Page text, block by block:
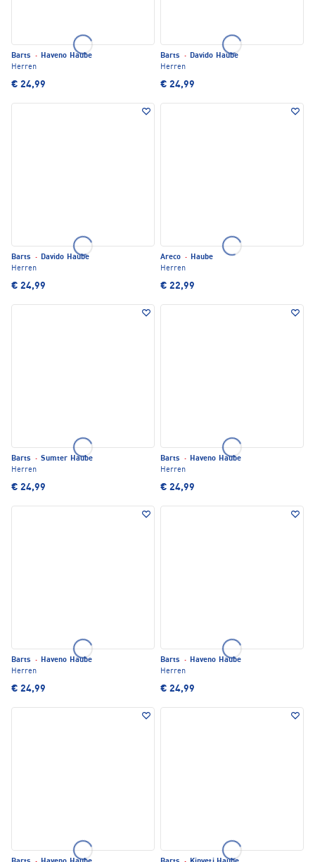
Barts · Haveno Haube
Herren
€ 24,99
Barts · Davido Haube
Herren
€ 24,99
Barts · Davido Haube
Herren
€ 24,99
Areco · Haube
Herren
€ 22,99
Barts · Sumter Haube
Herren
€ 24,99
Barts · Haveno Haube
Herren
€ 24,99
Barts · Haveno Haube
Herren
€ 24,99
Barts · Haveno Haube
Herren
€ 24,99